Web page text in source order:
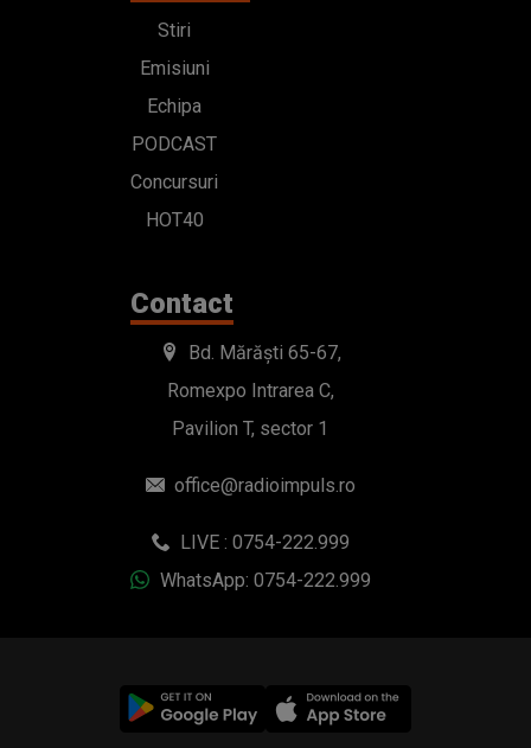
Stiri
Emisiuni
Echipa
PODCAST
Concursuri
HOT40
Contact
Bd. Mărăști 65-67,
Romexpo Intrarea C,
Pavilion T, sector 1
office@radioimpuls.ro
LIVE : 0754-222.999
WhatsApp: 0754-222.999